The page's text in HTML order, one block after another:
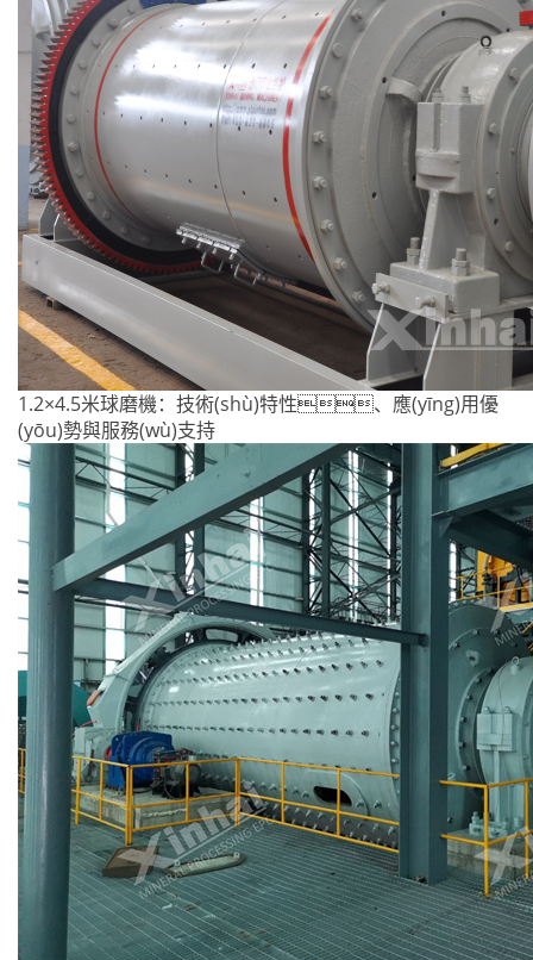
1.2×4.5米球磨機：技術(shù)特性、應(yīng)用優
(yōu)勢與服務(wù)支持